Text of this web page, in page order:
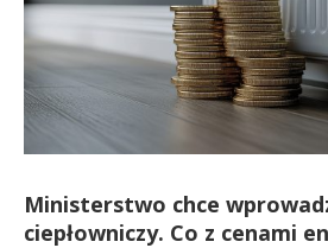
Ministerstwo chce
ciepłowniczy. Co z cenami